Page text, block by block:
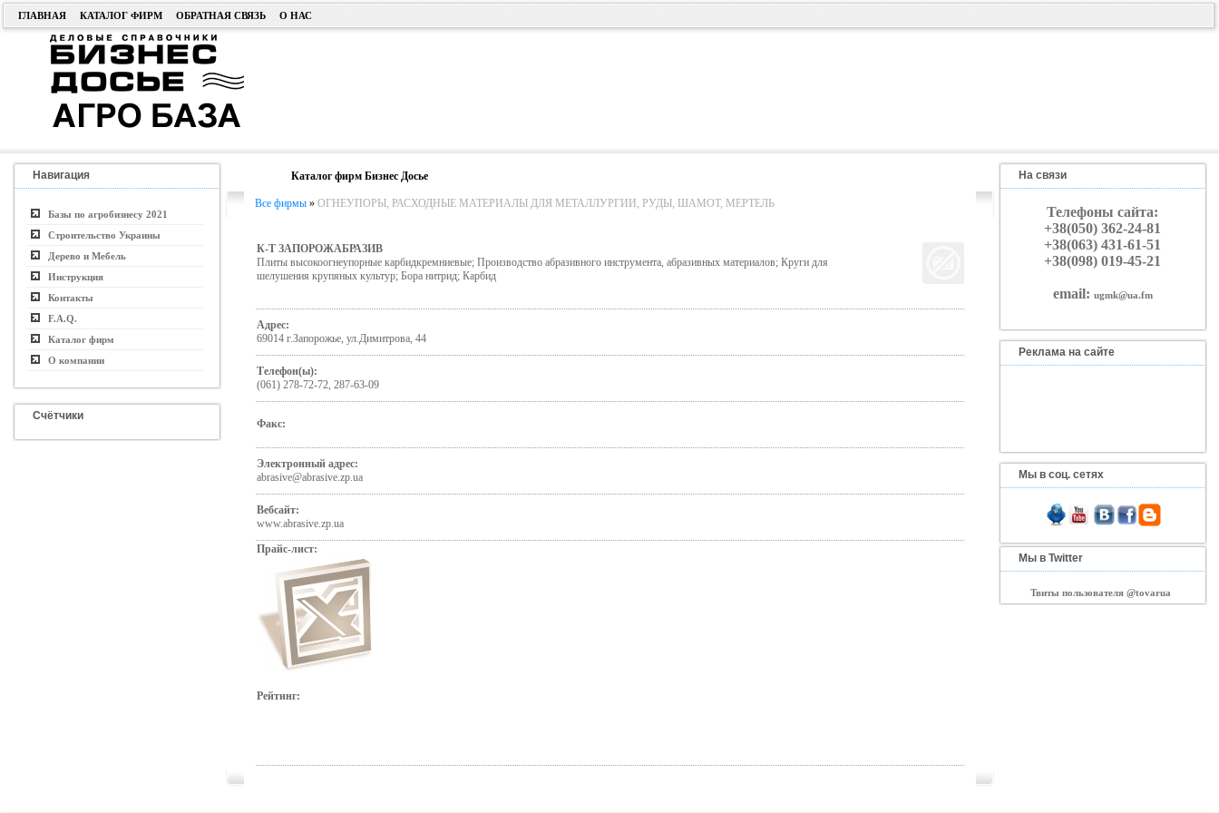
ГЛАВНАЯ КАТАЛОГ ФИРМ ОБРАТНАЯ СВЯЗЬ О НАС
Навигация
Базы по агробизнесу 2021
Строительство Украины
Дерево и Мебель
Инструкция
Контакты
F.A.Q.
Каталог фирм
О компании
Счётчики
Каталог фирм Бизнес Досье
Все фирмы» ОГНЕУПОРЫ, РАСХОДНЫЕ МАТЕРИАЛЫ ДЛЯ МЕТАЛЛУРГИИ, РУДЫ, ШАМОТ, МЕРТЕЛЬ
К-Т ЗАПОРОЖАБРАЗИВ
Плиты высокоогнеупорные карбидкремниевые; Производство абразивного инструмента, абразивных материалов; Круги для
шелушения крупяных культур; Бора нитрид; Карбид
Адрес:
69014 г.Запорожье, ул.Димитрова, 44
Телефон(ы):
(061) 278-72-72, 287-63-09
Факс:
Электронный адрес:
abrasive@abrasive.zp.ua
Вебсайт:
www.abrasive.zp.ua
Прайс-лист:
Рейтинг:
На связи
Телефоны сайта:
+38(050) 362-24-81
+38(063) 431-61-51
+38(098) 019-45-21
email: ugmk@ua.fm
Реклама на сайте
Мы в соц. сетях
Мы в Twitter
Твиты пользователя @tovarua